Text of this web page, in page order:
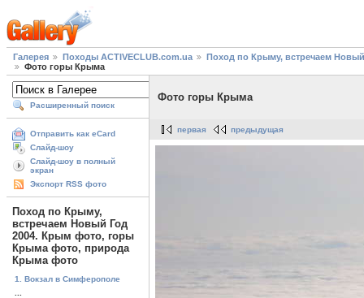
Галерея Походы ACTIVECLUB.com.ua
Поход по Крыму, встречаем
Фото горы Крыма
Расширенный поиск
Отправить как eCard
Слайд-шоу
Слайд-шоу в полный
экран
Экспорт RSS фото
Поход по Крыму,
встречаем Новый Год
2004. Крым фото, горы
Крыма фото, природа
Крыма фото
1. Вокзал в Симферополе
Фото горы Крыма
первая предыдущая